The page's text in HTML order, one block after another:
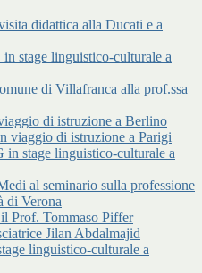
didattica alla Ducati e a
stage linguistico-culturale a
di Villafranca alla prof.ssa
di istruzione a Berlino
viaggio di istruzione a Parigi
in stage linguistico-culturale a
al seminario sulla professione
di Verona
Prof. Tommaso Piffer
Jilan Abdalmajid
linguistico-culturale a